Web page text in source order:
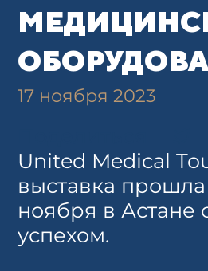
17 ноября 2023
United Medical
выставка прошла
ноября в Астане
успехом.